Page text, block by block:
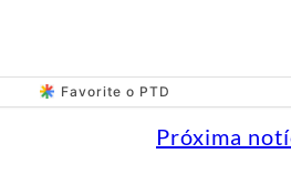
Favorite o PTD
Próxima